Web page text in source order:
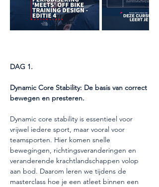
DAG 1.
Dynamic Core Stability: De basis van correct
bewegen en presteren.
Dynamic core stability is essentieel voor
vrijwel iedere sport, maar vooral voor
teamsporten. Hier komen snelle
bewegingen, richtingsveranderingen en
veranderende krachtlandschappen volop
aan bod. Daarom leren we tijdens de
masterclass hoe je een atleet binnen een